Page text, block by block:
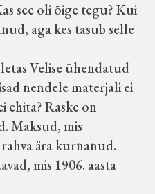
see oli õige tegu? Kui
aga kes tasub selle
Velise ühendatud
nendele materjali ei
ehita? Raske on
Maksud, mis
ära kurnanud.
mis 1906. aasta